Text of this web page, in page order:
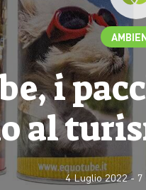
i
al
4 Luglio 2022- 7